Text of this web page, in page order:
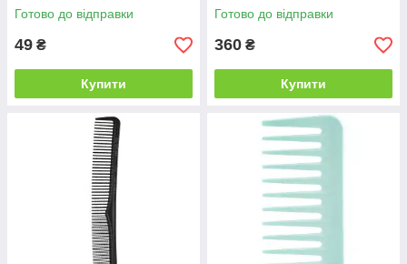
Готово до відправки
49 ₴
Купити
Готово до відправки
360 ₴
Купити